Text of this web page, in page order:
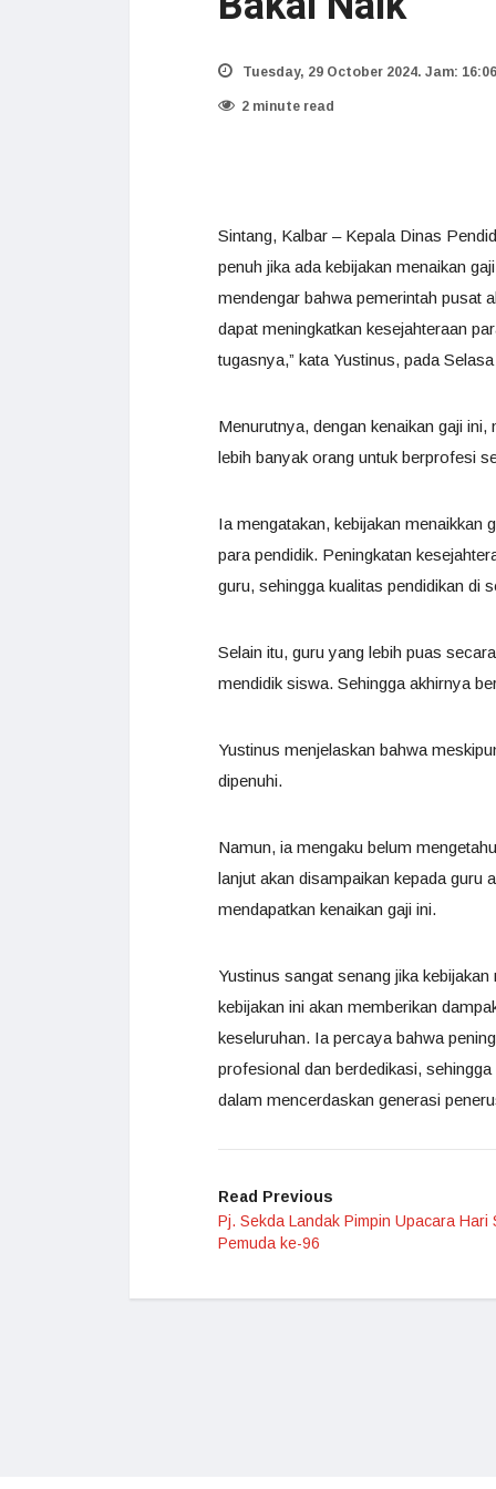
Tuesday, 29 October 2024. Jam: 16:06
2 minute read
Sintang, Kalbar – Kepala Dinas
penuh jika ada kebijakan menaikan
mendengar bahwa pemerintah pusat
dapat meningkatkan kesejahteraan
tugasnya,” kata Yustinus, pada
Menurutnya, dengan kenaikan gaji
lebih banyak orang untuk berprofesi
Ia mengatakan, kebijakan menaikkan
para pendidik. Peningkatan
guru, sehingga kualitas pendidikan di
Selain itu, guru yang lebih puas
mendidik siswa. Sehingga akhirnya
Yustinus menjelaskan bahwa
dipenuhi.
Namun, ia mengaku belum
lanjut akan disampaikan kepada guru
mendapatkan kenaikan gaji ini.
Yustinus sangat senang jika
kebijakan ini akan memberikan
keseluruhan. Ia percaya bahwa
profesional dan berdedikasi,
dalam mencerdaskan generasi
Read Previous
Pj. Sekda Landak Pimpin Upacara Hari
Pemuda ke-96